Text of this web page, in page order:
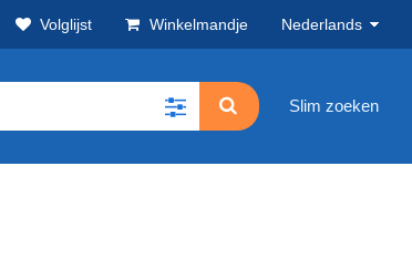
Volglijst Winkelmandje Nederlands
Slim zoeken